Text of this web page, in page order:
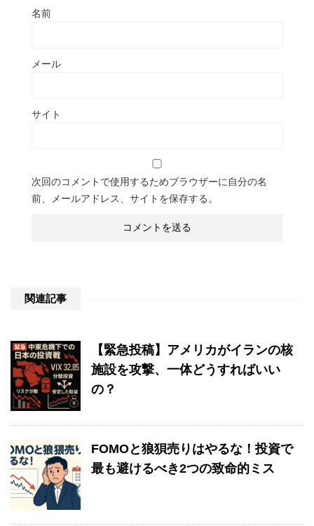
名前
メール
サイト
次回のコメントで使用するためブラウザーに自分の名
前、メールアドレス、サイトを保存する。
関連記事
【緊急投稿】アメリカがイランの核
施設を攻撃、一体どうすればいい
の？
FOMOと狼狽売りはやるな！投資で
最も避けるべき2つの致命的ミス